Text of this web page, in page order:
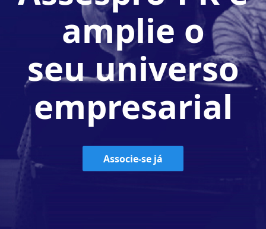
amplie o
seu universo
empresarial
Associe-se já